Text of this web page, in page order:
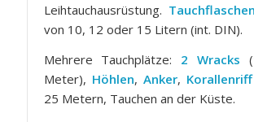
Leihtauchausrüstung.
von 10, 12 oder 15 Litern (int. DIN).
Mehrere Tauchplätze: 2 Wracks
Meter), Höhlen, Anker, Korallenriff
25 Metern, Tauchen an der Küste.